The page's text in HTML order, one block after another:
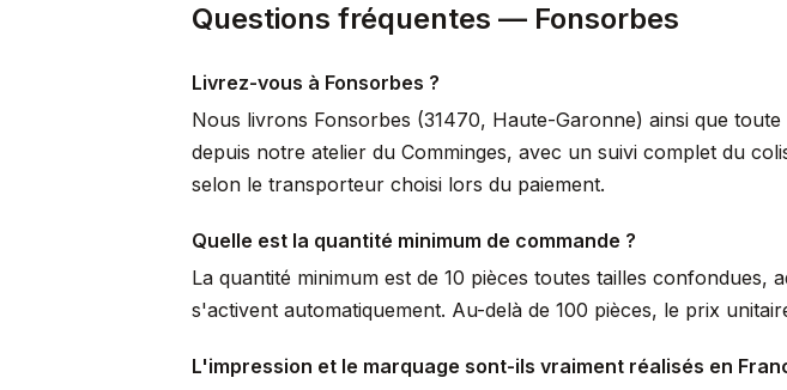
Questions fréquentes — Fonsorbes
Livrez-vous à Fonsorbes ?
Nous livrons Fonsorbes (31470, Haute-Garonne) ainsi que
depuis notre atelier du Comminges, avec un suivi complet du
selon le transporteur choisi lors du paiement.
Quelle est la quantité minimum de commande ?
La quantité minimum est de 10 pièces toutes tailles
s'activent automatiquement. Au-delà de 100 pièces, le prix
L'impression et le marquage sont-ils vraiment réalisés en